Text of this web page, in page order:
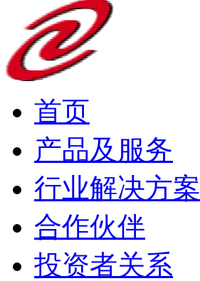
首页
产品及服务
行业解决方案
合作伙伴
投资者关系